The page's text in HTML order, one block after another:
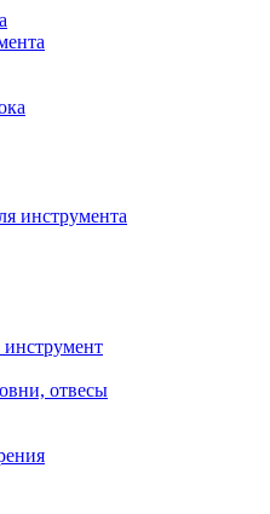
инструмента
отвесы